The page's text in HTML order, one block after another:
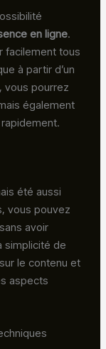
en ligne.
facilement tous
à partir d’un
vous pourrez
également
été aussi
vous pouvez
avoir
simplicité de
le contenu et
aspects